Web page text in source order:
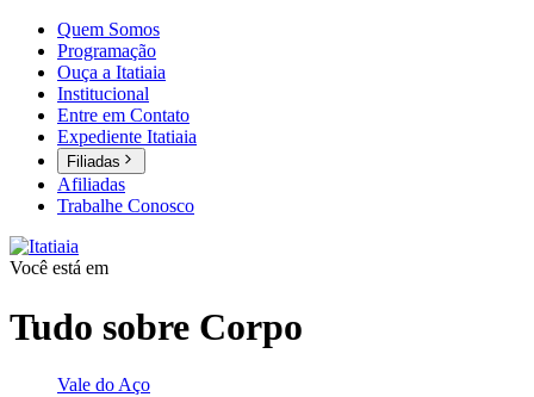
Quem Somos
Programação
Ouça a Itatiaia
Institucional
Entre em Contato
Expediente Itatiaia
Filiadas
Afiliadas
Trabalhe Conosco
Você está em
Tudo sobre Corpo
Vale do Aço